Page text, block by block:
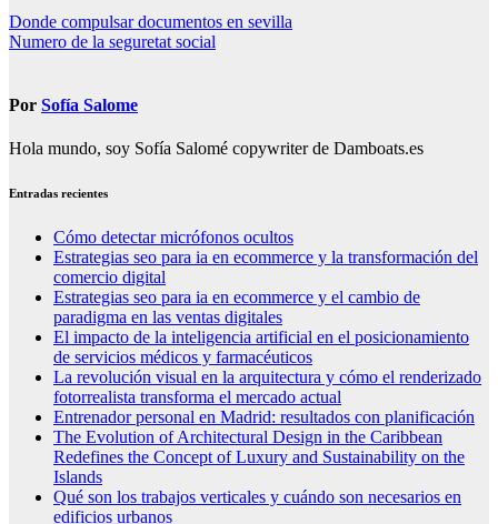
Navegación
de
Donde compulsar documentos en sevilla
Numero de la seguretat social
Por Sofía Salome
Hola mundo, soy Sofía Salomé copywriter de Damboats.es
Entradas recientes
Cómo detectar micrófonos ocultos
Estrategias seo para ia en ecommerce y la transformación del
comercio digital
Estrategias seo para ia en ecommerce y el cambio de
paradigma en las ventas digitales
El impacto de la inteligencia artificial en el posicionamiento
de servicios médicos y farmacéuticos
La revolución visual en la arquitectura y cómo el renderizado
fotorrealista transforma el mercado actual
Entrenador personal en Madrid: resultados con planificación
The Evolution of Architectural Design in the Caribbean
Redefines the Concept of Luxury and Sustainability on the
Islands
Qué son los trabajos verticales y cuándo son necesarios en
edificios urbanos